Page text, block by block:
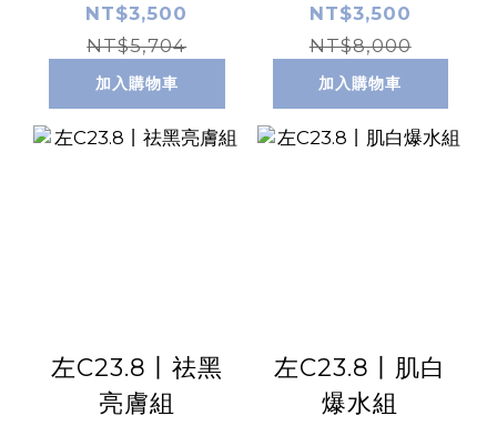
NT$3,500
NT$5,704
加入購物車
NT$3,500
NT$8,000
加入購物車
左C23.8丨祛黑
亮膚組
左C23.8丨肌白
爆水組